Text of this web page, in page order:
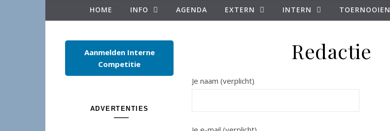
HOME INFO AGENDA EXTERN INTERN TOERNOOIEN
Aanmelden Interne
Competitie
ADVERTENTIES
Redactie
Je naam (verplicht)